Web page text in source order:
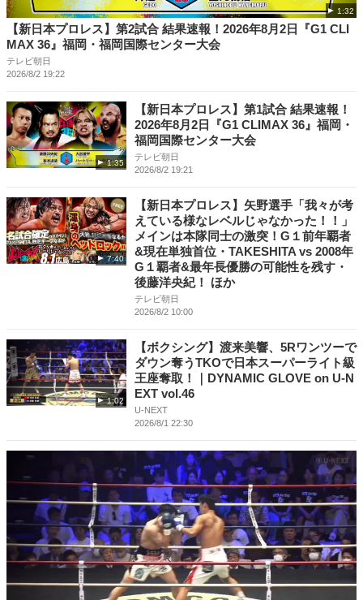
1:32
【新日本プロレス】第2試合 結果速報！2026年8月2日『G1 CLI
MAX 36』福岡・福岡国際センター大会
テレビ朝日
2026/8/2 19:22
1:35
【新日本プロレス】第1試合 結果速報！
2026年8月2日『G1 CLIMAX 36』福岡・
福岡国際センター大会
テレビ朝日
2026/8/2 19:21
7:40
【新日本プロレス】矢野選手「我々が考
えている様なレベルじゃなかった！！」
メインは本隊同士の激突！G１前年覇者
&現在単独首位・TAKESHITA vs 2008年
G１覇者&最年長優勝の可能性を残す・
後藤洋央紀！ ほか
テレビ朝日
2026/8/2 10:00
1:02
【ボクシング】渡来美響、5Rワンツーで
ダウン奪うTKOで日本スーパーライト級
王座奪取！｜DYNAMIC GLOVE on U-N
EXT vol.46
U-NEXT
2026/8/1 22:30